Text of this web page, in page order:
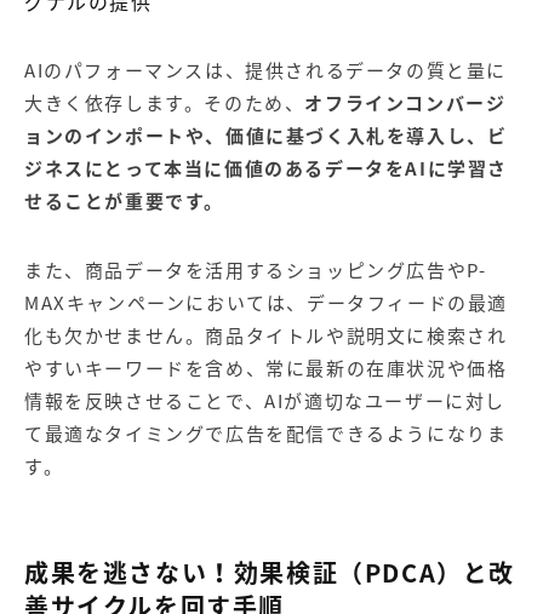
AIのパフォーマンスは、提供されるデータの質と量に
大きく依存します。そのため、 オフラインコンバージ
ョンのインポートや、価値に基づく入札を導入し、ビ
ジネスにとって本当に価値のあるデータをAIに学習さ
せることが重要です。
また、商品データを活用するショッピング広告やP-
MAXキャンペーンにおいては、データフィードの最適
化も欠かせません。商品タイトルや説明文に検索され
やすいキーワードを含め、常に最新の在庫状況や価格
情報を反映させることで、AIが適切なユーザーに対し
て最適なタイミングで広告を配信できるようになりま
す。
成果を逃さない！効果検証（PDCA）と改
善サイクルを回す手順